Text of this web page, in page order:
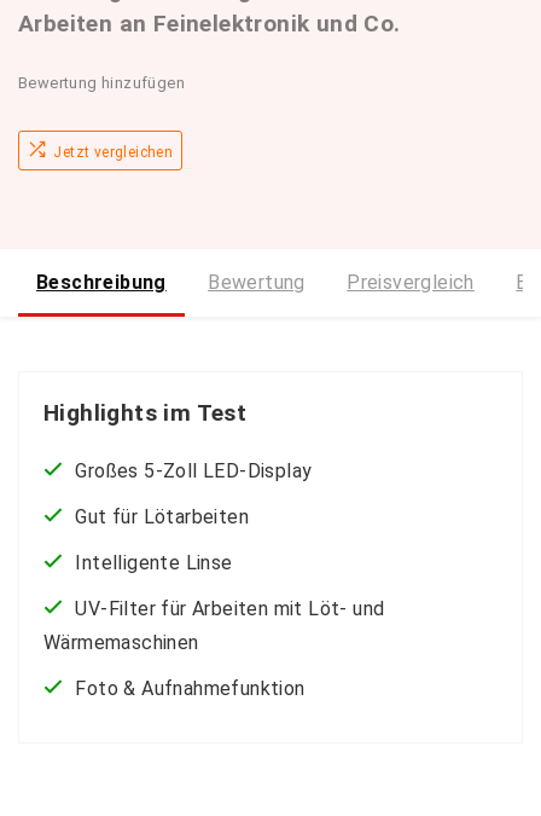
Arbeiten an Feinelektronik und Co.
Bewertung hinzufügen
Jetzt vergleichen
Beschreibung Bewertung Preisvergleich
Highlights im Test
Großes 5-Zoll LED-Display
Gut für Lötarbeiten
Intelligente Linse
UV-Filter für Arbeiten mit Löt- und
Wärmemaschinen
Foto & Aufnahmefunktion